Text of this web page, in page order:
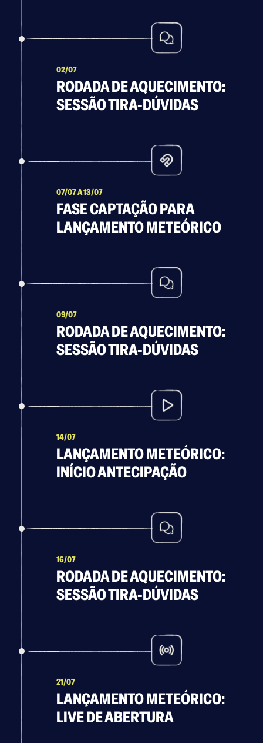
02/07
RODADA DE AQUECIMENTO:
SESSÃO TIRA-DÚVIDAS
07/07 A 13/07
FASE CAPTAÇÃO PARA
LANÇAMENTO METEÓRICO
09/07
RODADA DE AQUECIMENTO:
SESSÃO TIRA-DÚVIDAS
14/07
LANÇAMENTO METEÓRICO:
INÍCIO ANTECIPAÇÃO
16/07
RODADA DE AQUECIMENTO:
SESSÃO TIRA-DÚVIDAS
21/07
LANÇAMENTO METEÓRICO:
LIVE DE ABERTURA